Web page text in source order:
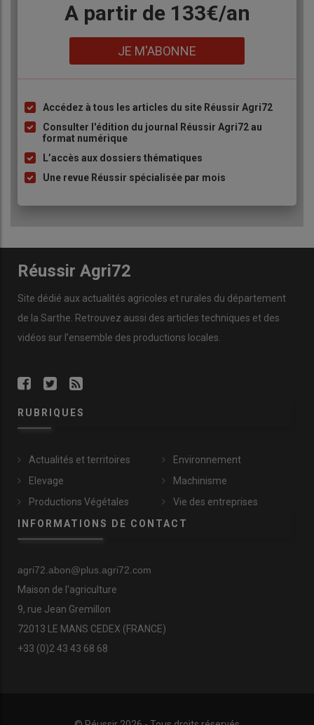
BodyA partir de 133€/an
JE M'ABONNE
Liste
à
puce
Accédez à tous les articles du site Réussir Agri72
Consulter l'édition du journal Réussir Agri72 au
format numérique
L’accès aux dossiers thématiques
Une revue Réussir spécialisée par mois
Réussir Agri72
Site dédié aux actualités agricoles et rurales du département
de la Sarthe. Retrouvez aussi des articles techniques et des
vidéos sur l’ensemble des productions locales.
RUBRIQUES
Actualités et territoires
Elevage
Productions Végétales
Environnement
Machinisme
Vie des entreprises
INFORMATIONS DE CONTACT
agri72.abon@plus.agri72.com
Maison de l'agriculture
9, rue Jean Gremillon
72013 LE MANS CEDEX (FRANCE)
+33 (0)2 43 43 68 68